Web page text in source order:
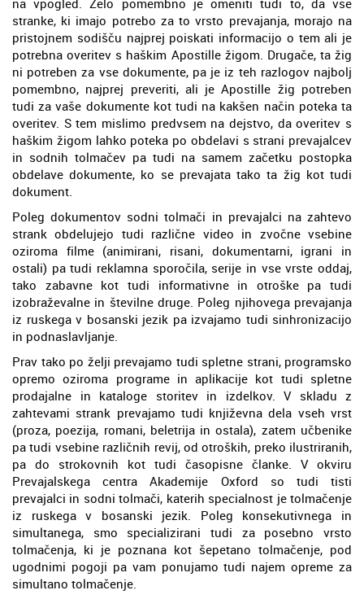
stranke, ki imajo potrebo za to vrsto prevajanja, morajo na
pristojnem sodišču najprej poiskati informacijo o tem ali je
potrebna overitev s haškim Apostille žigom. Drugače, ta žig
ni potreben za vse dokumente, pa je iz teh razlogov najbolj
pomembno, najprej preveriti, ali je Apostille žig potreben
tudi za vaše dokumente kot tudi na kakšen način poteka ta
overitev. S tem mislimo predvsem na dejstvo, da overitev s
haškim žigom lahko poteka po obdelavi s strani prevajalcev
in sodnih tolmačev pa tudi na samem začetku postopka
obdelave dokumente, ko se prevajata tako ta žig kot tudi
dokument.
Poleg dokumentov sodni tolmači in prevajalci na zahtevo
strank obdelujejo tudi različne video in zvočne vsebine
oziroma filme (animirani, risani, dokumentarni, igrani in
ostali) pa tudi reklamna sporočila, serije in vse vrste oddaj,
tako zabavne kot tudi informativne in otroške pa tudi
izobraževalne in številne druge. Poleg njihovega prevajanja
iz ruskega v bosanski jezik pa izvajamo tudi sinhronizacijo
in podnaslavljanje.
Prav tako po želji prevajamo tudi spletne strani, programsko
opremo oziroma programe in aplikacije kot tudi spletne
prodajalne in kataloge storitev in izdelkov. V skladu z
zahtevami strank prevajamo tudi književna dela vseh vrst
(proza, poezija, romani, beletrija in ostala), zatem učbenike
pa tudi vsebine različnih revij, od otroških, preko ilustriranih,
pa do strokovnih kot tudi časopisne članke. V okviru
Prevajalskega centra Akademije Oxford so tudi tisti
prevajalci in sodni tolmači, katerih specialnost je tolmačenje
iz ruskega v bosanski jezik. Poleg konsekutivnega in
simultanega, smo specializirani tudi za posebno vrsto
tolmačenja, ki je poznana kot šepetano tolmačenje, pod
ugodnimi pogoji pa vam ponujamo tudi najem opreme za
simultano tolmačenje.